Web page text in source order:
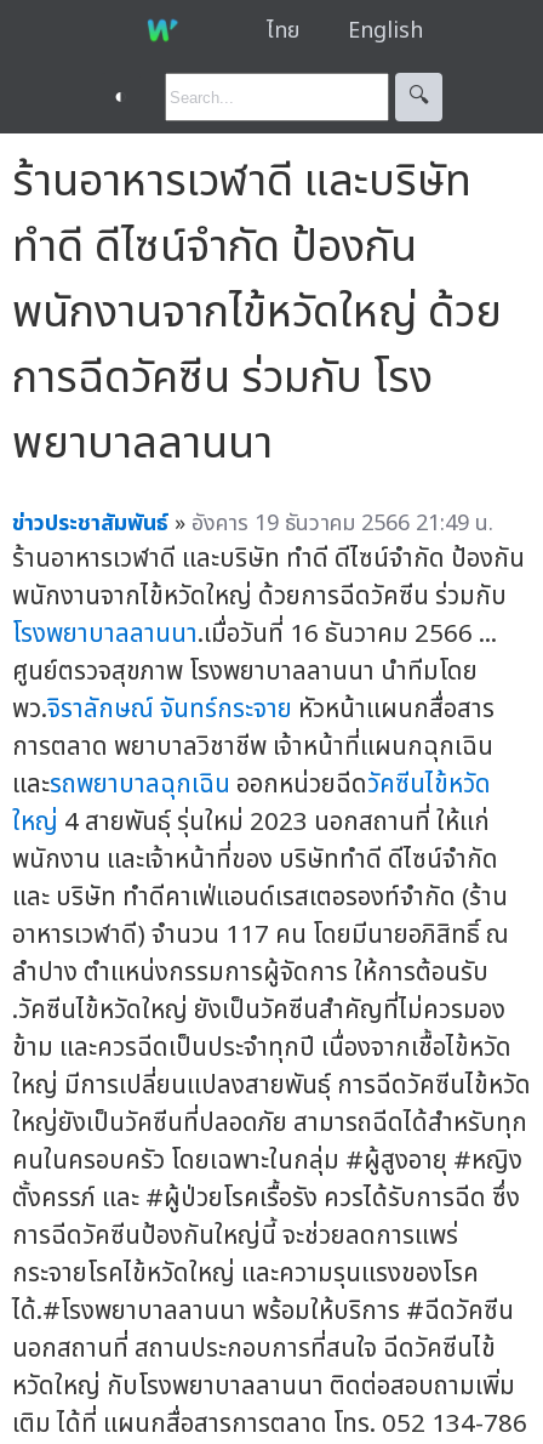
ไทย English
◐ 🔍︎
ร้านอาหารเวฬาดี และบริษัท
ทำดี ดีไซน์จำกัด ป้องกัน
พนักงานจากไข้หวัดใหญ่ ด้วย
การฉีดวัคซีน ร่วมกับ โรง
พยาบาลลานนา
ข่าวประชาสัมพันธ์ » อังคาร 19 ธันวาคม 2566 21:49 น.
ร้านอาหารเวฬาดี และบริษัท ทำดี ดีไซน์จำกัด ป้องกัน
พนักงานจากไข้หวัดใหญ่ ด้วยการฉีดวัคซีน ร่วมกับ
โรงพยาบาลลานนา.เมื่อวันที่ 16 ธันวาคม 2566 ...
ศูนย์ตรวจสุขภาพ โรงพยาบาลลานนา นำทีมโดย
พว.จิราลักษณ์ จันทร์กระจาย หัวหน้าแผนกสื่อสาร
การตลาด พยาบาลวิชาชีพ เจ้าหน้าที่แผนกฉุกเฉิน
และรถพยาบาลฉุกเฉิน ออกหน่วยฉีดวัคซีนไข้หวัด
ใหญ่ 4 สายพันธุ์ รุ่นใหม่ 2023 นอกสถานที่ ให้แก่
พนักงาน และเจ้าหน้าที่ของ บริษัททำดี ดีไซน์จำกัด
และ บริษัท ทำดีคาเฟ่แอนด์เรสเตอรองท์จำกัด (ร้าน
อาหารเวฬาดี) จำนวน 117 คน โดยมีนายอภิสิทธิ์ ณ
ลำปาง ตำแหน่งกรรมการผู้จัดการ ให้การต้อนรับ
.วัคซีนไข้หวัดใหญ่ ยังเป็นวัคซีนสำคัญที่ไม่ควรมอง
ข้าม และควรฉีดเป็นประจำทุกปี เนื่องจากเชื้อไข้หวัด
ใหญ่ มีการเปลี่ยนแปลงสายพันธุ์ การฉีดวัคซีนไข้หวัด
ใหญ่ยังเป็นวัคซีนที่ปลอดภัย สามารถฉีดได้สำหรับทุก
คนในครอบครัว โดยเฉพาะในกลุ่ม #ผู้สูงอายุ #หญิง
ตั้งครรภ์ และ #ผู้ป่วยโรคเรื้อรัง ควรได้รับการฉีด ซึ่ง
การฉีดวัคซีนป้องกันใหญ่นี้ จะช่วยลดการแพร่
กระจายโรคไข้หวัดใหญ่ และความรุนแรงของโรค
ได้.#โรงพยาบาลลานนา พร้อมให้บริการ #ฉีดวัคซีน
นอกสถานที่ สถานประกอบการที่สนใจ ฉีดวัคซีนไข้
หวัดใหญ่ กับโรงพยาบาลลานนา ติดต่อสอบถามเพิ่ม
เติม ได้ที่ แผนกสื่อสารการตลาด โทร. 052 134-786